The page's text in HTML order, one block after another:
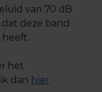
van 70 dB
deze band
het
dan hier